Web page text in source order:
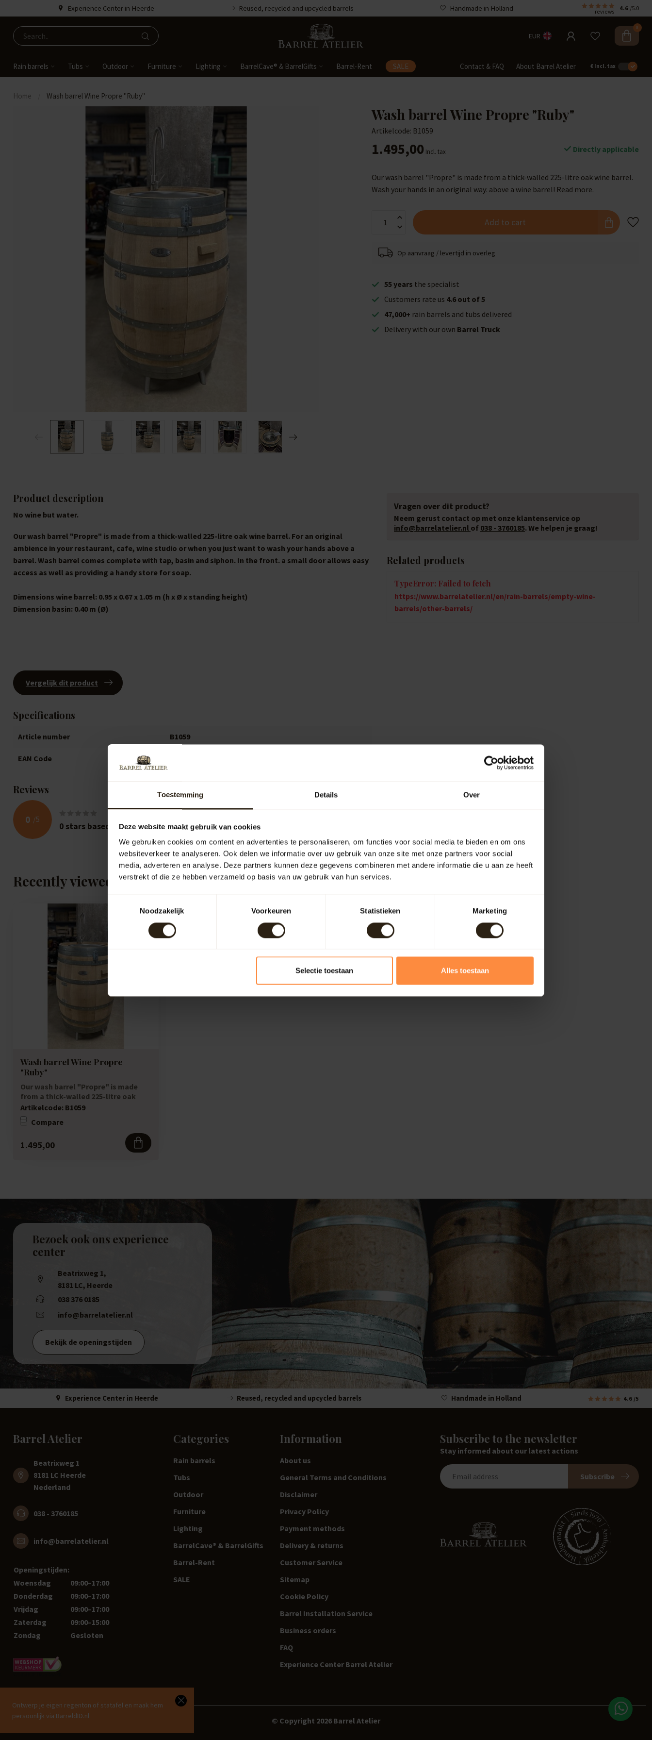
Toestemming Details Over
Deze website maakt gebruik van cookies
We gebruiken cookies om content en advertenties te personaliseren, om functies voor social media te bieden en om ons
websiteverkeer te analyseren. Ook delen we informatie over uw gebruik van onze site met onze partners voor social
media, adverteren en analyse. Deze partners kunnen deze gegevens combineren met andere informatie die u aan ze heeft
verstrekt of die ze hebben verzameld op basis van uw gebruik van hun services.
Noodzakelijk
Voorkeuren Statistieken Marketing
Selectie toestaan Alles toestaan
Experience Center in Heerde Reused, recycled and upcycled barrels Handmade in Holland reviews 4.6 /5.0
EUR
0
Rain barrels Tubs Outdoor Furniture Lighting BarrelCave® & BarrelGifts Barrel-Rent SALE Contact & FAQ About Barrel Atelier € Incl. tax
Ontwerp je eigen regenton of statafel en maak hem
persoonlijk via BarreldID.nl
Home Wash barrel Wine Propre "Ruby"
Wash barrel Wine Propre "Ruby"
Artikelcode: B1059
1.495,00 Incl. tax Directly applicable
Our wash barrel "Propre" is made from a thick-walled 225-litre oak wine barrel.
Wash your hands in an original way: above a wine barrel! Read more.
Add to cart
Op aanvraag / levertijd in overleg
55 years the specialist
Customers rate us 4.6 out of 5
47,000+ rain barrels and tubs delivered
Delivery with our own Barrel Truck
Product description
No wine but water.
Our wash barrel "Propre" is made from a thick-walled 225-litre oak wine barrel. For an original
ambience in your restaurant, cafe, wine studio or when you just want to wash your hands above a
barrel. Wash barrel comes complete with tap, basin and siphon. In the front. a small door allows easy
access as well as providing a handy store for soap.
Dimensions wine barrel: 0.95 x 0.67 x 1.05 m (h x Ø x standing height)
Dimension basin: 0.40 m (Ø)
Vergelijk dit product
Specifications
Article number B1059
EAN Code
Reviews
0 /5
0 stars based on0reviews
Vragen over dit product?
Neem gerust contact op met onze klantenservice op
info@barrelatelier.nl of 038 - 3760185. We helpen je graag!
Related products
TypeError: Failed to fetch
https://www.barrelatelier.nl/en/rain-barrels/empty-wine-
barrels/other-barrels/
Recently viewed
Wash barrel Wine Propre
"Ruby"
Our wash barrel "Propre" is made
from a thick-walled 225-litre oak
wine barrel. ...
Artikelcode: B1059
Compare
1.495,00
Bezoek ook ons experience
center
Beatrixweg 1,
8181 LC, Heerde
038 376 0185
info@barrelatelier.nl
Bekijk de openingstijden
Experience Center in Heerde Reused, recycled and upcycled barrels Handmade in Holland 4.6 /5
Barrel Atelier
Beatrixweg 1
8181 LC Heerde
Nederland
038 - 3760185
info@barrelatelier.nl
Openingstijden:
Woensdag
09:00–17:00
Donderdag
09:00–17:00
Vrijdag
09:00–17:00
Zaterdag
09:00–15:00
Zondag
Gesloten
Categories
Rain barrels
Tubs
Outdoor
Furniture
Lighting
BarrelCave® & BarrelGifts
Barrel-Rent
SALE
Information
About us
General Terms and Conditions
Disclaimer
Privacy Policy
Payment methods
Delivery & returns
Customer Service
Sitemap
Cookie Policy
Barrel Installation Service
Business orders
FAQ
Experience Center Barrel Atelier
Subscribe to the newsletter
Stay informed about our latest actions
Subscribe
© Copyright 2026 Barrel Atelier